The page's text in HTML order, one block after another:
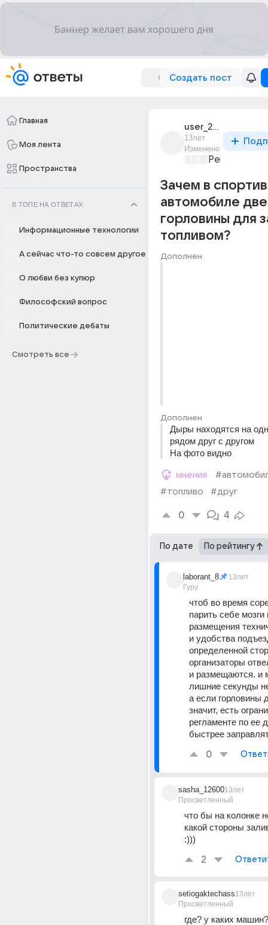
Создать пост
Главная
Моя лента
Пространства
В ТОПЕ НА ОТВЕТАХ
Информационные технологии
А сейчас что-то совсем другое
О любви без купюр
Философский вопрос
Политические дебаты
Смотреть все
user_26013060
13лет
Изменено
Ремонт и
Зачем в
автомобиле две
горловины для
топливом?
Дополнен
Дополнен
Дыры находятся на
рядом друг с другом
На фото видно
мнения
#топливо
#друг
0 4
По дате По рейтингу
laborant_8
Гуру
13лет
чтоб во время
парить себе мозги
размещения
и удобства
определенной
организаторы
и размещаются. и
лишние секунды
а если горловины
значит, есть
регламенте по ее
быстрее
0
sasha_12600
Просветленный
13лет
что бы на колонке
какой стороны
:)))
2
setiogaktechass
Просветленный
13лет
где? у каких машин?